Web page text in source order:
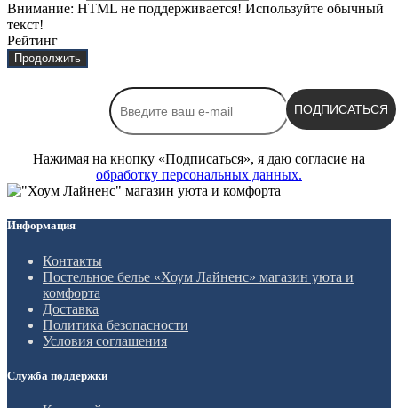
Внимание: HTML не поддерживается! Используйте обычный
текст!
Рейтинг
Продолжить
ПОДПИСАТЬСЯ
Нажимая на кнопку «Подписаться», я даю cогласие на
обработку персональных данных.
Информация
Контакты
Постельное белье «Хоум Лайненс» магазин уюта и
комфорта
Доставка
Политика безопасности
Условия соглашения
Служба поддержки